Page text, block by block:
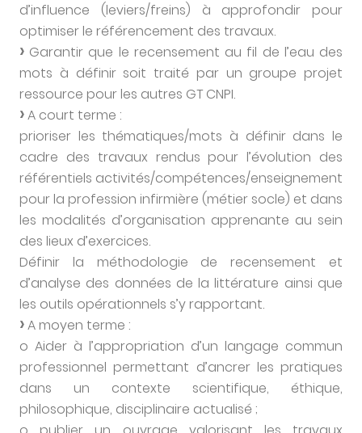
d’influence (leviers/freins) à approfondir pour
optimiser le référencement des travaux.
Garantir que le recensement au fil de l’eau des
mots à définir soit traité par un groupe projet
ressource pour les autres GT CNPI.
A court terme :
prioriser les thématiques/mots à définir dans le
cadre des travaux rendus pour l’évolution des
référentiels activités/compétences/enseignement
pour la profession infirmière (métier socle) et dans
les modalités d’organisation apprenante au sein
des lieux d’exercices.
Définir la méthodologie de recensement et
d’analyse des données de la littérature ainsi que
les outils opérationnels s’y rapportant.
A moyen terme :
o Aider à l’appropriation d’un langage commun
professionnel permettant d’ancrer les pratiques
dans un contexte scientifique, éthique,
philosophique, disciplinaire actualisé ;